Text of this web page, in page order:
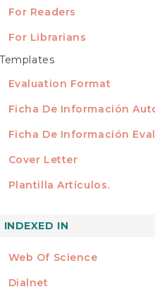
For Readers
For Librarians
TEMPLATES
Evaluation Format
Ficha De Información
Ficha De Información
Cover Letter
Plantilla Artículos.
INDEXED IN
Web Of Science
Dialnet